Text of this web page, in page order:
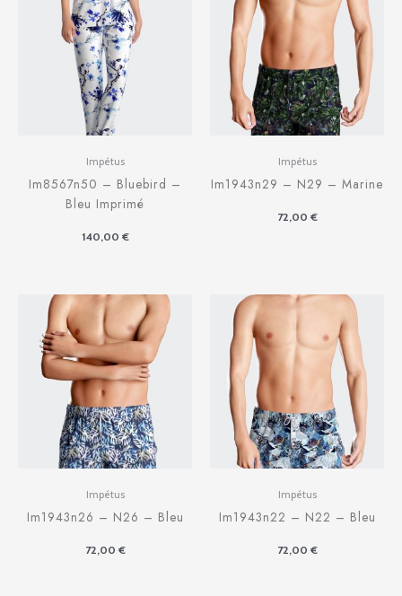
Impétus
Im8567n50 – Bluebird –
Bleu Imprimé
140,00 €
Impétus
Im1943n29 – N29 – Marine
72,00 €
Impétus
Im1943n26 – N26 – Bleu
72,00 €
Impétus
Im1943n22 – N22 – Bleu
72,00 €